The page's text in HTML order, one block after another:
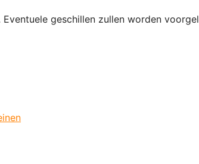
geschillen zullen worden